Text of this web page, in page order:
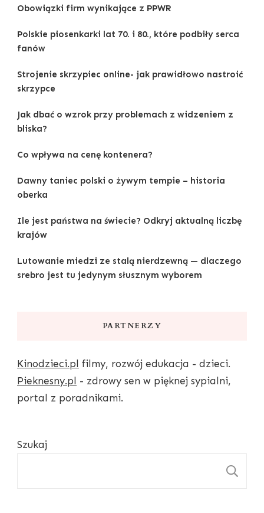
Obowiązki firm wynikające z PPWR
Polskie piosenkarki lat 70. i 80., które podbiły serca
fanów
Strojenie skrzypiec online- jak prawidłowo nastroić
skrzypce
Jak dbać o wzrok przy problemach z widzeniem z
bliska?
Co wpływa na cenę kontenera?
Dawny taniec polski o żywym tempie – historia
oberka
Ile jest państwa na świecie? Odkryj aktualną liczbę
krajów
Lutowanie miedzi ze stalą nierdzewną — dlaczego
srebro jest tu jedynym słusznym wyborem
PARTNERZY
Kinodzieci.pl filmy, rozwój edukacja - dzieci.
Pieknesny.pl - zdrowy sen w pięknej sypialni,
portal z poradnikami.
Szukaj